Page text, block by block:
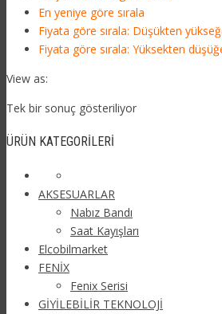
En yeniye göre sırala
Fiyata göre sırala: Düşükten
Fiyata göre sırala: Yüksekten
View as:
Tek bir sonuç gösteriliyor
ÜRÜN KATEGORILERI
AKSESUARLAR
Nabız Bandı
Saat Kayışları
Elcobilmarket
FENİX
Fenix Serisi
GİYİLEBİLİR TEKNOLOJİ